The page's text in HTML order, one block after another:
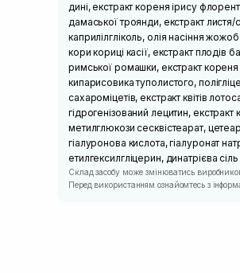
дині, екстракт кореня ірису
дамаської троянди, екстракт
каприлілгліколь, олія насіння
кори кориці касії, екстракт плодів
римської ромашки, екстракт кореня
кипарисовика туполистого,
сахароміцетів, екстракт квітів
гідрогенізований лецитин,
метилглюкози сесквістеарат,
гіалуронова кислота, гіалуронат
етилгексилгліцерин, динатрієва
Склад засобу може змінюватись
Перед використанням ознайомтесь з